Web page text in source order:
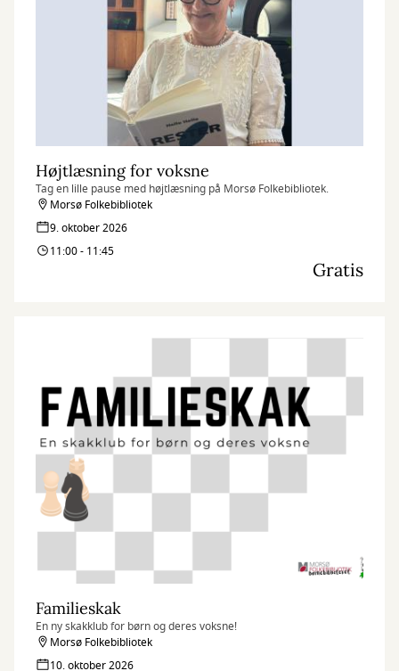
Højtlæsning for voksne
Tag en lille pause med højtlæsning på Morsø Folkebibliotek.
Morsø Folkebibliotek
9. oktober 2026
11:00 - 11:45
Gratis
Familieskak
En ny skakklub for børn og deres voksne!
Morsø Folkebibliotek
10. oktober 2026